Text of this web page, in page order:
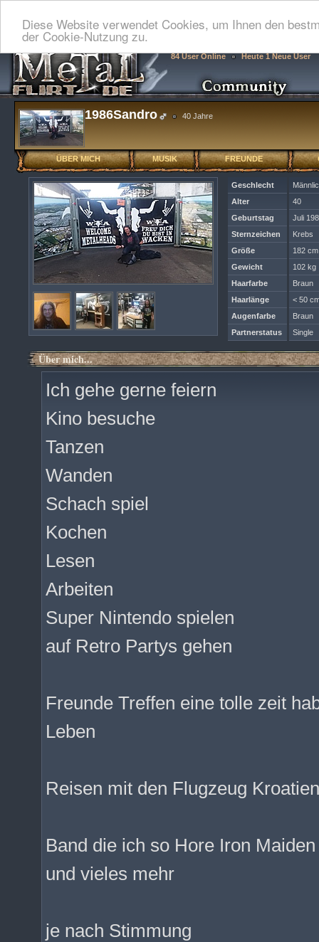
Diese Website verwendet Cookies, um Ihnen den
der Cookie-Nutzung zu.
84 User Online Heute 1 Neue User
1986Sandro 40 Jahre
ÜBER MICH MUSIK FREUNDE
Geschlecht
Alter
40
Geburtstag
Juli
Sternzeichen
Krebs
Größe
182 cm
Gewicht
102 kg
Haarfarbe
Braun
Haarlänge
< 50
Augenfarbe
Braun
Partnerstatus
Single
Über mich...
Ich gehe gerne feiern
Kino besuche
Tanzen
Wanden
Schach spiel
Kochen
Lesen
Arbeiten
Super Nintendo spielen
auf Retro Partys gehen
Freunde Treffen eine tolle zeit
Leben
Reisen mit den Flugzeug
Band die ich so Hore Iron
und vieles mehr
je nach Stimmung